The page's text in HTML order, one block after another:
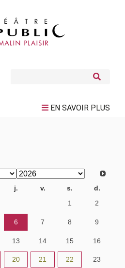
EN SAVOIR PLUS
j. v. s.
d.
1 2
6 7 8 9
13 14 15 16
20 21 22 23